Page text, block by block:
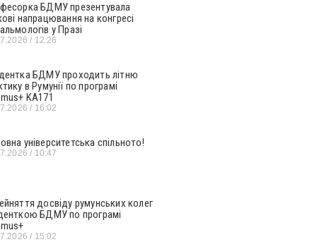
БДМУ презентувала
напрацювання на конгресі
у Празі
12:26
БДМУ проходить літню
в Румунії по програмі
KA171
16:02
університетська спільното!
10:47
досвіду румунських колег
БДМУ по програмі
15:02